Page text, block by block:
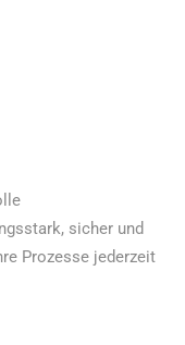
sicher und
Prozesse jederzeit